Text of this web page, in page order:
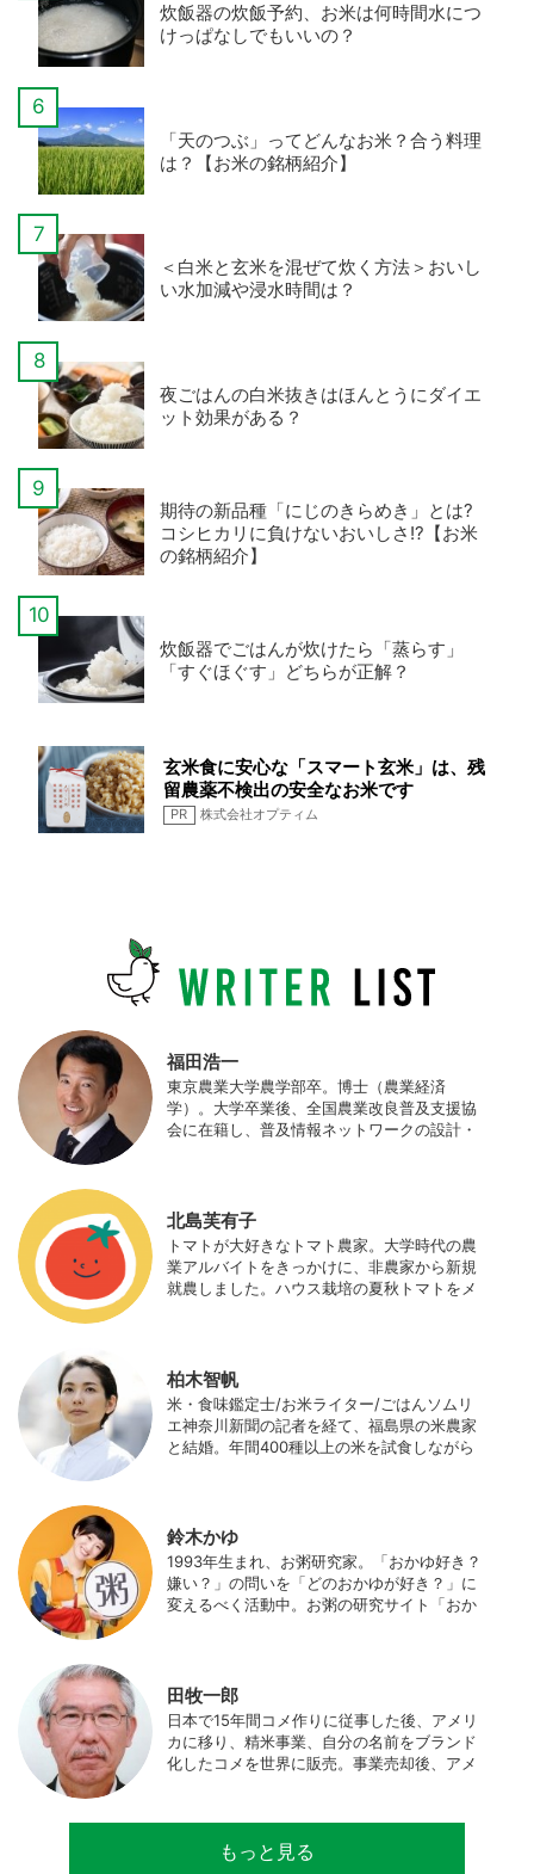
炊飯器の炊飯予約、お米は何時間水につ
けっぱなしでもいいの？
「天のつぶ」ってどんなお米？合う料理
は？【お米の銘柄紹介】
＜白米と玄米を混ぜて炊く方法＞おいし
い水加減や浸水時間は？
夜ごはんの白米抜きはほんとうにダイエ
ット効果がある？
期待の新品種「にじのきらめき」とは?
コシヒカリに負けないおいしさ!?【お米
の銘柄紹介】
炊飯器でごはんが炊けたら「蒸らす」
「すぐほぐす」どちらが正解？
玄米食に安心な「スマート玄米」は、残
留農薬不検出の安全なお米です
PR 株式会社オプティム
福田浩一
東京農業大学農学部卒。博士（農業経済
学）。大学卒業後、全国農業改良普及支援協
会に在籍し、普及情報ネットワークの設計・
の実証試験や農産物輸出などに関わった。主
にスマート農業の実証試験やコンサルなどに
携わっている。 HP：http://www.ijas.co.jp/
北島芙有子
トマトが大好きなトマト農家。大学時代の農
業アルバイトをきっかけに、非農家から新規
就農しました。ハウス栽培の夏秋トマトをメ
柏木智帆
米・食味鑑定士/お米ライター/ごはんソムリ
エ神奈川新聞の記者を経て、福島県の米農家
と結婚。年間400種以上の米を試食しながら
食事やお弁当づくりを通して、食育にも目を
向けている。プロフィール写真 ©杉山晃造
鈴木かゆ
1993年生まれ、お粥研究家。「おかゆ好き？
嫌い？」の問いを「どのおかゆが好き？」に
変えるべく活動中。お粥の研究サイト「おか
田牧一郎
日本で15年間コメ作りに従事した後、アメリ
カに移り、精米事業、自分の名前をブランド
化したコメを世界に販売。事業売却後、アメ
サルティングとして関わり、企業などの依頼
で世界12カ国の良質米生産可能産地を訪問調
もっと見る